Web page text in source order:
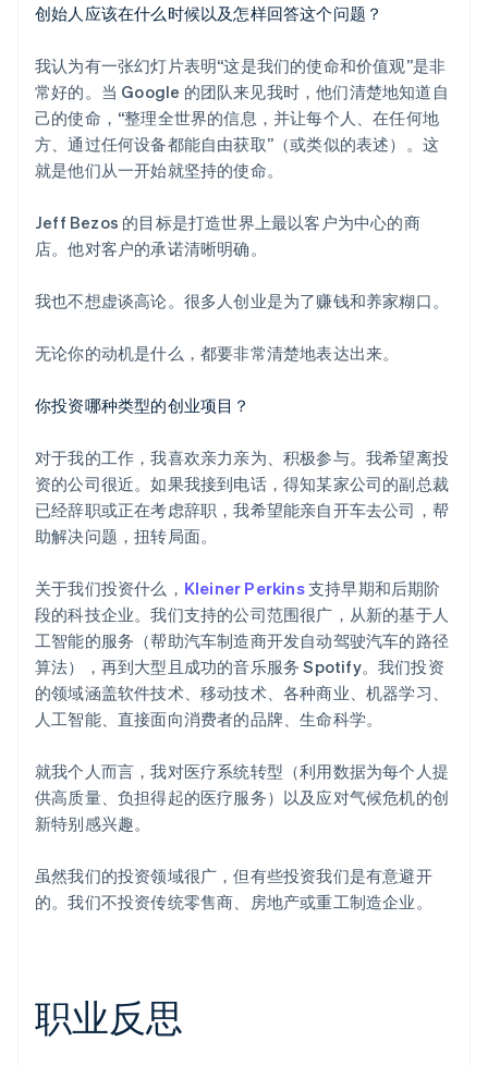
创始人应该在什么时候以及怎样回答这个问题？
我认为有一张幻灯片表明“这是我们的使命和价值观”是非
常好的。当 Google 的团队来见我时，他们清楚地知道自
己的使命，“整理全世界的信息，并让每个人、在任何地
方、通过任何设备都能自由获取”（或类似的表述）。这
就是他们从一开始就坚持的使命。
Jeff Bezos 的目标是打造世界上最以客户为中心的商
店。他对客户的承诺清晰明确。
我也不想虚谈高论。很多人创业是为了赚钱和养家糊口。
无论你的动机是什么，都要非常清楚地表达出来。
你投资哪种类型的创业项目？
对于我的工作，我喜欢亲力亲为、积极参与。我希望离投
资的公司很近。如果我接到电话，得知某家公司的副总裁
已经辞职或正在考虑辞职，我希望能亲自开车去公司，帮
助解决问题，扭转局面。
关于我们投资什么， Kleiner Perkins支持早期和后期阶
段的科技企业。我们支持的公司范围很广，从新的基于人
工智能的服务（帮助汽车制造商开发自动驾驶汽车的路径
算法），再到大型且成功的音乐服务 Spotify。我们投资
的领域涵盖软件技术、移动技术、各种商业、机器学习、
人工智能、直接面向消费者的品牌、生命科学。
就我个人而言，我对医疗系统转型（利用数据为每个人提
供高质量、负担得起的医疗服务）以及应对气候危机的创
新特别感兴趣。
虽然我们的投资领域很广，但有些投资我们是有意避开
的。我们不投资传统零售商、房地产或重工制造企业。
职业反思